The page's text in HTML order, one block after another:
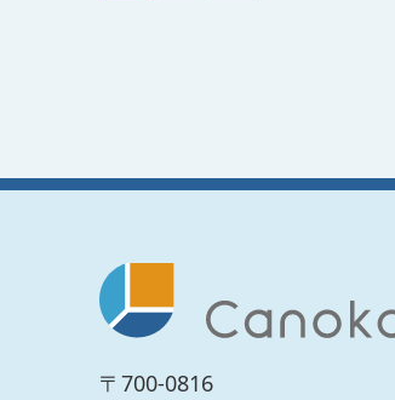
〒700-0816